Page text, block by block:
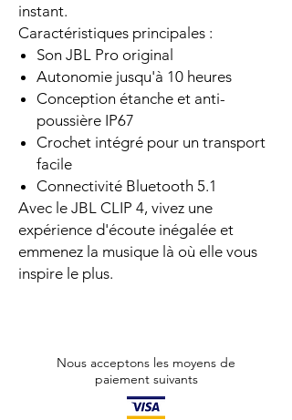
instant.
Caractéristiques principales :
Son JBL Pro original
Autonomie jusqu'à 10 heures
Conception étanche et anti-
poussière IP67
Crochet intégré pour un transport
facile
Connectivité Bluetooth 5.1
Avec le JBL CLIP 4, vivez une
expérience d'écoute inégalée et
emmenez la musique là où elle vous
inspire le plus.
Nous acceptons les moyens de
paiement suivants